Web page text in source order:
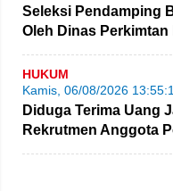
Seleksi Pendamping
Oleh Dinas
HUKUM
Kamis, 06/08/2026
Diduga Terima Uang
Rekrutmen Anggota